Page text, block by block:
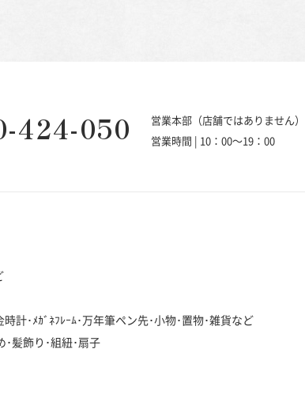
424-050
営業本部（店舗ではありません）
営業時間 | 10：00～19：00
計･ﾒｶﾞﾈﾌﾚｰﾑ･万年筆ペン先･小物･置物･雑貨など
･髪飾り･組紐･扇子